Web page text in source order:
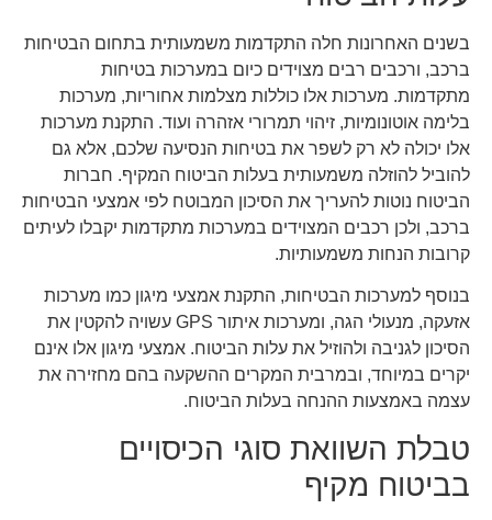
בשנים האחרונות חלה התקדמות משמעותית בתחום הבטיחות
ברכב, ורכבים רבים מצוידים כיום במערכות בטיחות
מתקדמות. מערכות אלו כוללות מצלמות אחוריות, מערכות
בלימה אוטונומיות, זיהוי תמרורי אזהרה ועוד. התקנת מערכות
אלו יכולה לא רק לשפר את בטיחות הנסיעה שלכם, אלא גם
להוביל להוזלה משמעותית בעלות הביטוח המקיף. חברות
הביטוח נוטות להעריך את הסיכון המבוטח לפי אמצעי הבטיחות
ברכב, ולכן רכבים המצוידים במערכות מתקדמות יקבלו לעיתים
קרובות הנחות משמעותיות.
בנוסף למערכות הבטיחות, התקנת אמצעי מיגון כמו מערכות
אזעקה, מנעולי הגה, ומערכות איתור GPS עשויה להקטין את
הסיכון לגניבה ולהוזיל את עלות הביטוח. אמצעי מיגון אלו אינם
יקרים במיוחד, ובמרבית המקרים ההשקעה בהם מחזירה את
עצמה באמצעות ההנחה בעלות הביטוח.
טבלת השוואת סוגי הכיסויים
בביטוח מקיף